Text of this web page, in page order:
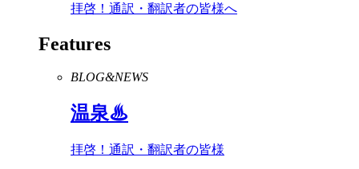
拝啓！通訳・翻訳者の皆様へ
Features
BLOG&NEWS
温泉♨
拝啓！通訳・翻訳者の皆様